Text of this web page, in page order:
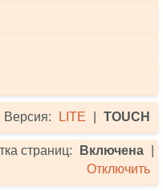
Версия: LITE TOUCH
страниц: Включена
Отключить